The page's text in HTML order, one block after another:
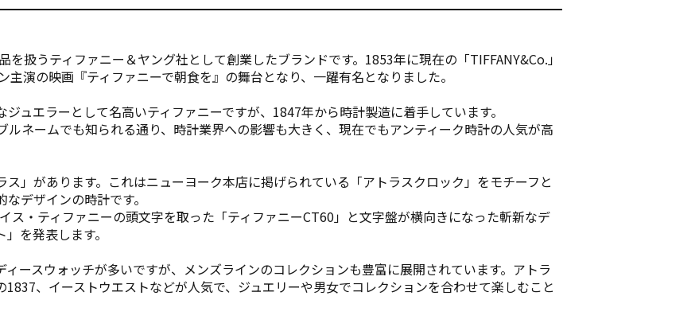
扱うティファニー＆ヤング社として創業したブランドです。1853年に現在の「TIFFANY&Co.」
演の映画『ティファニーで朝食を』の舞台となり、一躍有名となりました。
ュエラーとして名高いティファニーですが、1847年から時計製造に着手しています。
ネームでも知られる通り、時計業界への影響も大きく、現在でもアンティーク時計の人気が高
」があります。これはニューヨーク本店に掲げられている「アトラスクロック」をモチーフと
デザインの時計です。
ス・ティファニーの頭文字を取った「ティファニーCT60」と文字盤が横向きになった斬新なデ
を発表します。
ースウォッチが多いですが、メンズラインのコレクションも豊富に展開されています。アトラ
、イーストウエストなどが人気で、ジュエリーや男女でコレクションを合わせて楽しむこと